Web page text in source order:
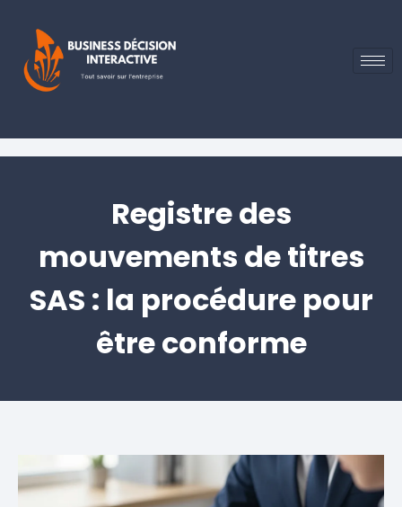
Registre des
mouvements de titres
SAS : la procédure pour
être conforme